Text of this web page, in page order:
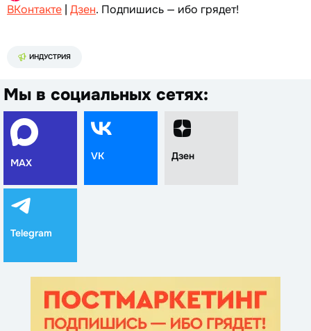
ВКонтакте | Дзен. Подпишись — ибо грядет!
ИНДУСТРИЯ
Мы в социальных сетях:
MAX
VK Дзен
Telegram